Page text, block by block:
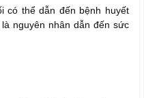
có thể dẫn đến bệnh huyết
nguyên nhân dẫn đến sức